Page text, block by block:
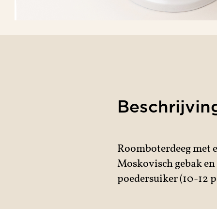
Roomboterdeeg met
Moskovisch gebak
poedersuiker (10-12